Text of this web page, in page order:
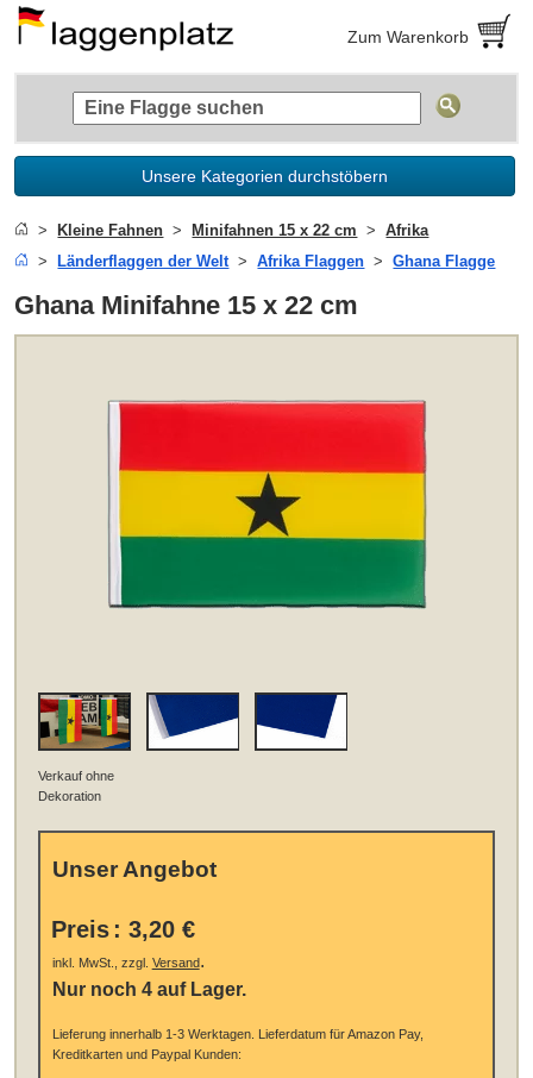
Zum Warenkorb
Unsere Kategorien durchstöbern
Kleine Fahnen Minifahnen 15 x 22 cm
Afrika
Länderflaggen der Welt
Afrika Flaggen Ghana Flagge
Ghana Minifahne 15 x 22 cm
Verkauf ohne
Dekoration
Unser Angebot
Preis : 3,20 €
inkl. MwSt., zzgl. Versand.
Nur noch 4 auf Lager.
Lieferung innerhalb 1-3 Werktagen. Lieferdatum für Amazon Pay,
Kreditkarten und Paypal Kunden: